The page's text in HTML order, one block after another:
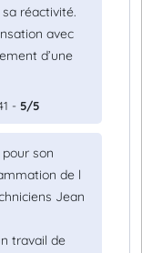
réactivité.
avec
d’une
- 5/5
son
de l
Jean
travail de